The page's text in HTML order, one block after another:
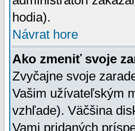
hodia).
Návrat hore
Ako zmeniť svoje
Zvyčajne svoje
Vašim užívateľským
vzhľade). Väčšina
Vami pridaných